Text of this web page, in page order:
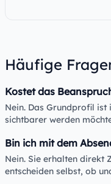
Häufige
Kostet das
Nein. Das Grundprofil ist
sichtbarer werden
Bin ich mit dem
Nein. Sie erhalten direkt
entscheiden selbst, ob